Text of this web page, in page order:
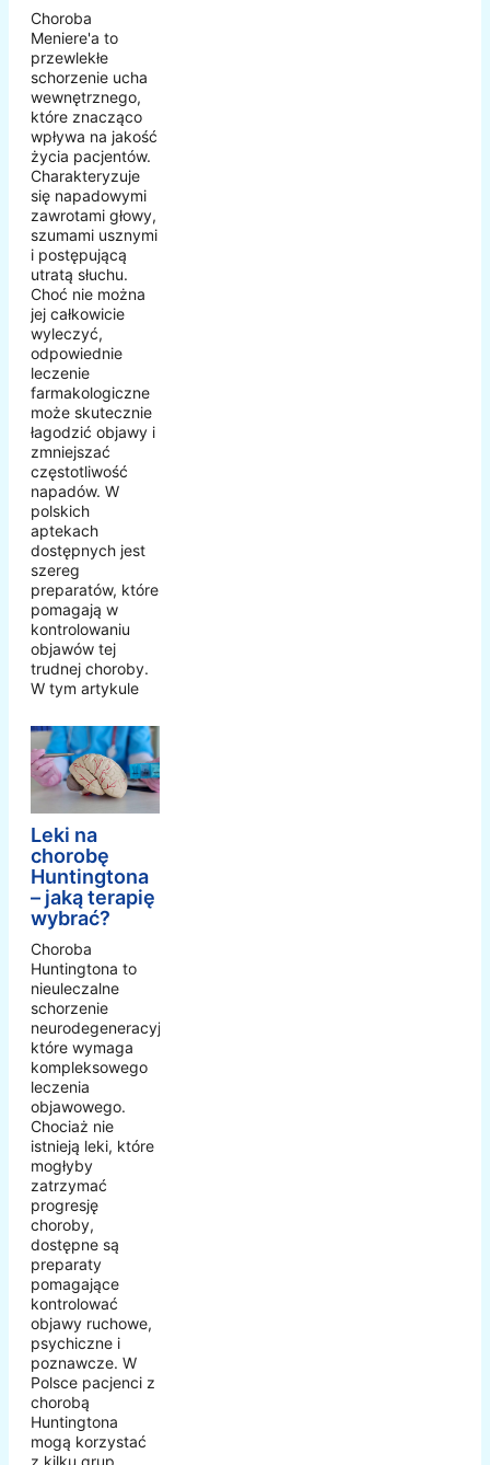
Choroba
Meniere'a to
przewlekłe
schorzenie ucha
wewnętrznego,
które znacząco
wpływa na jakość
życia pacjentów.
Charakteryzuje
się napadowymi
zawrotami głowy,
szumami usznymi
i postępującą
utratą słuchu.
Choć nie można
jej całkowicie
wyleczyć,
odpowiednie
leczenie
farmakologiczne
może skutecznie
łagodzić objawy i
zmniejszać
częstotliwość
napadów. W
polskich
aptekach
dostępnych jest
szereg
preparatów, które
pomagają w
kontrolowaniu
objawów tej
trudnej choroby.
W tym artykule
Leki na
chorobę
Huntingtona
– jaką terapię
wybrać?
Choroba
Huntingtona to
nieuleczalne
schorzenie
neurodegeneracyjne,
które wymaga
kompleksowego
leczenia
objawowego.
Chociaż nie
istnieją leki, które
mogłyby
zatrzymać
progresję
choroby,
dostępne są
preparaty
pomagające
kontrolować
objawy ruchowe,
psychiczne i
poznawcze. W
Polsce pacjenci z
chorobą
Huntingtona
mogą korzystać
z kilku grup